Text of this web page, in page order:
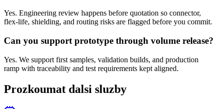
Yes. Engineering review happens before quotation so connector,
flex-life, shielding, and routing risks are flagged before you commit.
Can you support prototype through volume release?
Yes. We support first samples, validation builds, and production
ramp with traceability and test requirements kept aligned.
Prozkoumat dalsi sluzby